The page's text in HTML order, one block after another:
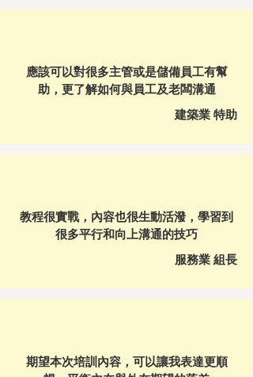
應該可以對很多主管或是儲備員工有幫
助，更了解如何與員工及老闆溝通
建築業 特助
教程很實戰，內容也很生動活潑，學習到
很多平行和向上溝通的技巧
服務業 組長
期望本次培訓內容，可以讓我表達更順